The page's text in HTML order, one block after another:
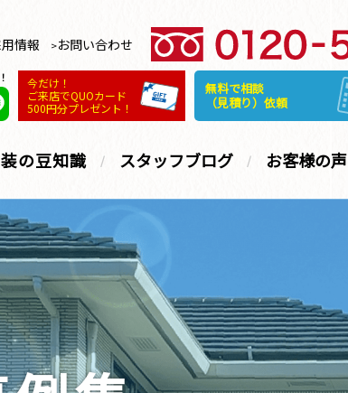
情報 お問い合わせ
今だけ！
ご来店でQUOカード
500円分プレゼント！
無料で相談
（見積り）依頼
の豆知識 スタッフブログ お客様の声